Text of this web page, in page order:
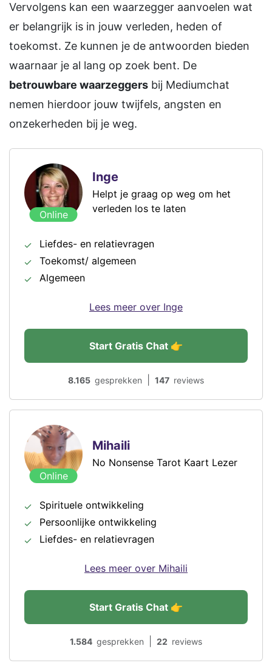
Vervolgens kan een waarzegger aanvoelen wat
er belangrijk is in jouw verleden, heden of
toekomst. Ze kunnen je de antwoorden bieden
waarnaar je al lang op zoek bent. De
betrouwbare waarzeggers bij Mediumchat
nemen hierdoor jouw twijfels, angsten en
onzekerheden bij je weg.
Online
Inge
Helpt je graag op weg om het
verleden los te laten
Liefdes- en relatievragen
Toekomst/ algemeen
Algemeen
147 reviews
8.165 gesprekken
Start Gratis Chat 👉
Lees meer over Inge
Online
Mihaili
No Nonsense Tarot Kaart Lezer
Spirituele ontwikkeling
Persoonlijke ontwikkeling
Liefdes- en relatievragen
22 reviews
1.584 gesprekken
Start Gratis Chat 👉
Lees meer over Mihaili